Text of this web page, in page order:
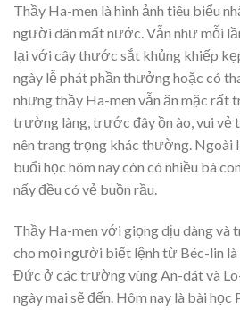
Thầy Ha-men là hình ảnh tiêu biểu
người dân mất nước. Vẫn như mỗi
lại với cây thước sắt khủng khiếp
ngày lễ phát phần thưởng hoặc có
nhưng thầy Ha-men vẫn ăn mặc rất
trường làng, trước đây ồn ào, vui vẻ
nên trang trọng khác thường. Ngoài
buổi học hôm nay còn có nhiều bà
nấy đều có vẻ buồn rầu.
Thầy Ha-men với giọng dịu dàng và
cho mọi người biết lệnh từ Béc-lin là
Đức ở các trường vùng An-dát và
ngày mai sẽ đến. Hôm nay là bài học